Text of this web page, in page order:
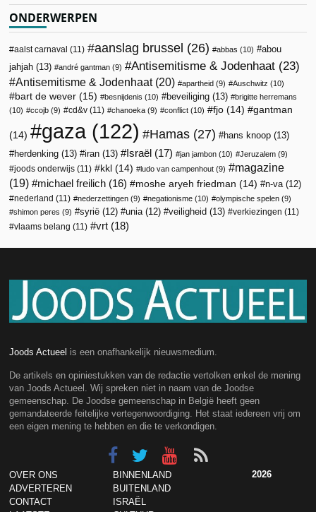
ONDERWERPEN
aalst carnaval (11) aanslag brussel (26) abbas (10)
abou
jahjah (13) andré gantman (9) Antisemitisme & Jodenhaat (23)
Antisemitisme & Jodenhaat(20) apartheid (9) Auschwitz (10)
bart de wever (15) besnijdenis (10) beveiliging (13)
brigitte herremans
(10)
ccojb (9) cd&v (11) chanoeka (9) conflict (10) fjo (14) gantman
(14) gaza(122) Hamas (27) hans knoop (13)
herdenking (13) iran (13) Israël (17) jan jambon (10) Jeruzalem (9)
joods onderwijs (11) kkl (14) ludo van campenhout (9)
magazine
(19)
michael freilich (16) moshe aryeh friedman (14) n-va (12)
nederland (11) nederzettingen (9) negationisme (10) olympische spelen (9)
shimon peres (9) syrië (12) unia (12) veiligheid (13) verkiezingen (11)
vlaams belang (11) vrt (18)
Joods Actueel is een onafhankelijk nieuwsmedium.
De artikels en opiniestukken van de redactie vertolken enkel de mening
van Joods Actueel. Wij spreken niet in naam van de Joodse
gemeenschap. De Joodse gemeenschap in België heeft geen
gemandateerde feitelijke vertegenwoordiging. Het staat iedereen vrij om
een eigen mening te hebben en die te verkondigen.
OVER ONS
ADVERTEREN
CONTACT
BINNENLAND
BUITENLAND
ISRAËL
2026